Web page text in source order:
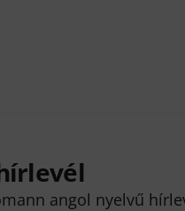
angol nyelvű